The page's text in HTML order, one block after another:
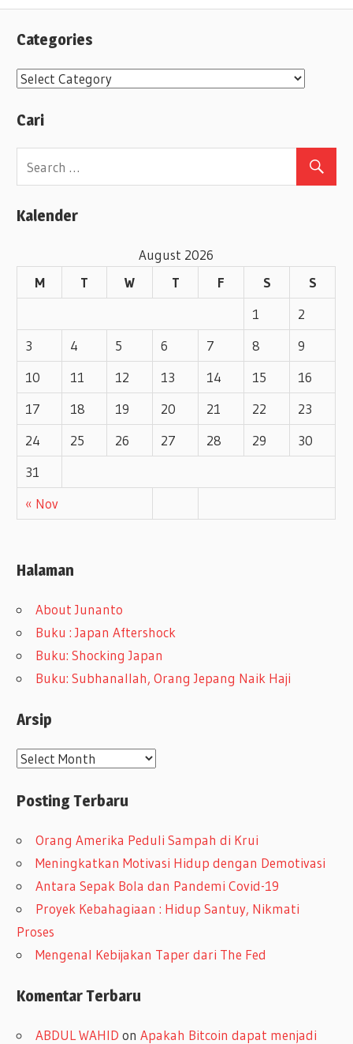
Categories
C
t
e
r
Cari
Kalender
August 2026
M
T W T F S S
« Nov
1
2
3
4 5 6 7 8
9
10
11 12 13 14 15
16
17
18 19 20 21 22
23
24
25 26 27 28 29
30
31
Halaman
About Junanto
Buku : Japan Aftershock
Buku: Shocking Japan
Buku: Subhanallah, Orang Jepang Naik Haji
Arsip
A
s
Posting Terbaru
Orang Amerika Peduli Sampah di Krui
Meningkatkan Motivasi Hidup dengan Demotivasi
Antara Sepak Bola dan Pandemi Covid-19
Proyek Kebahagiaan : Hidup Santuy, Nikmati
Proses
Mengenal Kebijakan Taper dari The Fed
Komentar Terbaru
ABDUL WAHID onApakah Bitcoin dapat menjadi